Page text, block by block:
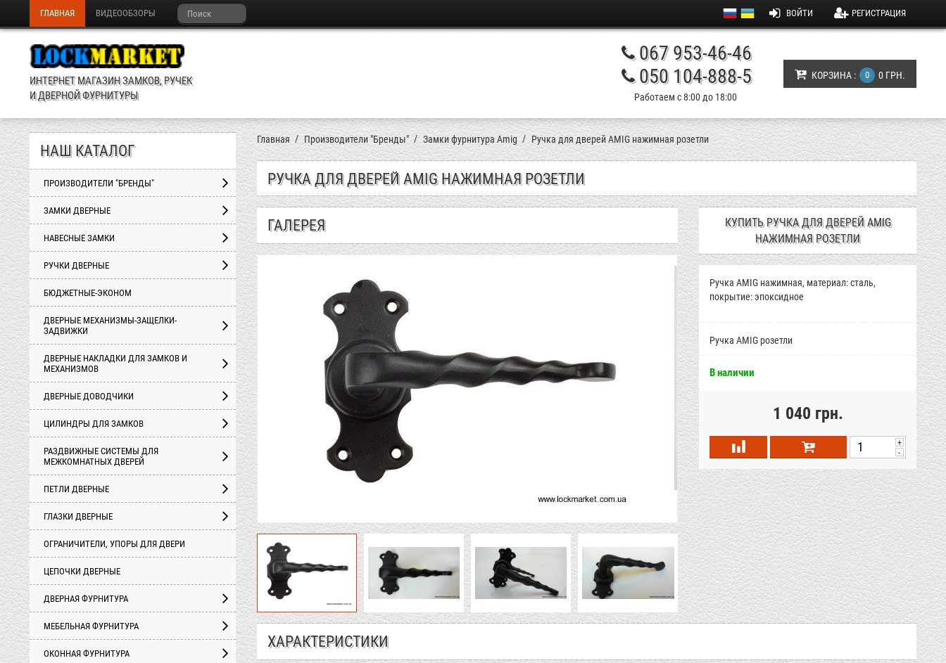
ИНТЕРНЕТ МАГАЗИН ЗАМКОВ, РУЧЕК
И ДВЕРНОЙ ФУРНИТУРЫ
067 953-46-46
050 104-888-5
Работаем с 8:00 до 18:00
КОРЗИНА : 0 0 ГРН.
НАШ КАТАЛОГ
ПРОИЗВОДИТЕЛИ "БРЕНДЫ"
ЗАМКИ ДВЕРНЫЕ
НАВЕСНЫЕ ЗАМКИ
РУЧКИ ДВЕРНЫЕ
БЮДЖЕТНЫЕ-ЭКОНОМ
ДВЕРНЫЕ МЕХАНИЗМЫ-ЗАЩЕЛКИ-
ЗАДВИЖКИ
ДВЕРНЫЕ НАКЛАДКИ ДЛЯ ЗАМКОВ И
МЕХАНИЗМОВ
ДВЕРНЫЕ ДОВОДЧИКИ
ЦИЛИНДРЫ ДЛЯ ЗАМКОВ
РАЗДВИЖНЫЕ СИСТЕМЫ ДЛЯ
МЕЖКОМНАТНЫХ ДВЕРЕЙ
ПЕТЛИ ДВЕРНЫЕ
ГЛАЗКИ ДВЕРНЫЕ
ОГРАНИЧИТЕЛИ, УПОРЫ ДЛЯ ДВЕРИ
ЦЕПОЧКИ ДВЕРНЫЕ
ДВЕРНАЯ ФУРНИТУРА
МЕБЕЛЬНАЯ ФУРНИТУРА
ОКОННАЯ ФУРНИТУРА
Главная Производители "Бренды" Замки фурнитура Amig Ручка для дверей AMIG нажимная розетли
РУЧКА ДЛЯ ДВЕРЕЙ AMIG НАЖИМНАЯ РОЗЕТЛИ
ГАЛЕРЕЯ
КУПИТЬ РУЧКА ДЛЯ ДВЕРЕЙ AMIG
НАЖИМНАЯ РОЗЕТЛИ
Ручка AMIG нажимная, материал: сталь,
покрытие: эпоксидное
Ручка AMIG розетли
В наличии
1 040 грн.
-
+
ХАРАКТЕРИСТИКИ
ГЛАВНАЯ ВИДЕООБЗОРЫ ВОЙТИ РЕГИСТРАЦИЯ